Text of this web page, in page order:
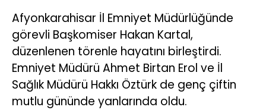
Afyonkarahisar İl Emniyet Müdürlüğünde
görevli Başkomiser Hakan Kartal,
düzenlenen törenle hayatını birleştirdi.
Emniyet Müdürü Ahmet Birtan Erol ve İl
Sağlık Müdürü Hakkı Öztürk de genç çiftin
mutlu gününde yanlarında oldu.